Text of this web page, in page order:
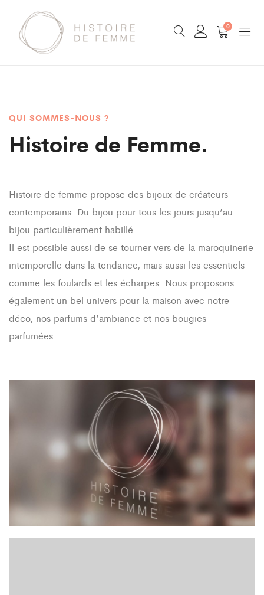
0
QUI SOMMES-NOUS ?
Histoire de Femme.
Histoire de femme propose des bijoux de créateurs
contemporains. Du bijou pour tous les jours jusqu’au
bijou particulièrement habillé.
Il est possible aussi de se tourner vers de la maroquinerie
intemporelle dans la tendance, mais aussi les essentiels
comme les foulards et les écharpes. Nous proposons
également un bel univers pour la maison avec notre
déco, nos parfums d’ambiance et nos bougies
parfumées.